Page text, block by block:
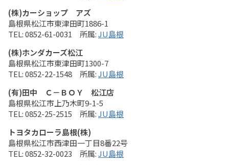
(株)カーショップ アズ
島根県松江市東津田町1886-1
0852-61-0031
JU島根
(株)ホンダカーズ松江
島根県松江市東津田町1300-7
0852-22-1548
JU島根
(有)田中 Ｃ－ＢＯＹ 松江店
島根県松江市上乃木町9-1-5
0852-25-2515
JU島根
トヨタカローラ島根(株)
島根県松江市西津田一丁目8番22号
0852-32-0023
JU島根